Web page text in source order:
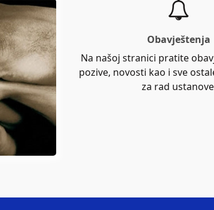
Obavještenja
Na našoj stranici pratite
pozive, novosti kao i sve
za rad